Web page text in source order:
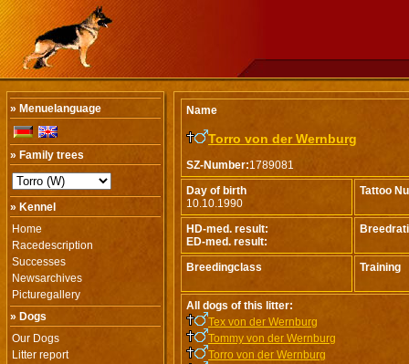
» Menuelanguage
» Family trees
» Kennel
Home
Racedescription
Successes
Newsarchives
Picturegallery
» Dogs
Our Dogs
Litter report
Name
Torro von der Wernburg
SZ-Number:1789081
Day of birth
10.10.1990
Tattoo
HD-med. result:
ED-med. result:
Breedingclass Training
All dogs of this litter:
Tex von der Wernburg
Tommy von der Wernburg
Torro von der Wernburg